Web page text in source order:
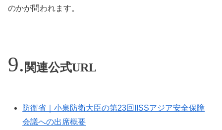
のかが問われます。
関連公式URL
防衛省｜小泉防衛大臣の第23回IISSアジア安全保障
会議への出席概要